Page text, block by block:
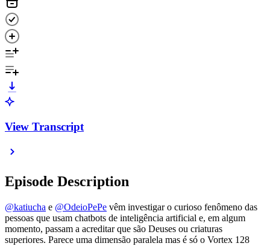
View Transcript
Episode Description
@katiucha e @OdeioPePe vêm investigar o curioso fenômeno das
pessoas que usam chatbots de inteligência artificial e, em algum
momento, passam a acreditar que são Deuses ou criaturas
superiores. Parece uma dimensão paralela mas é só o Vortex 128